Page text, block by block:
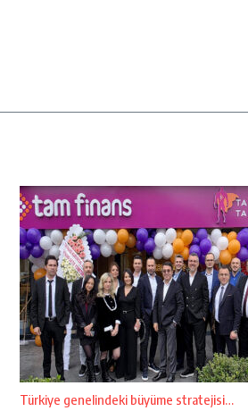
Türkiye genelindeki büyüme stratejisi…